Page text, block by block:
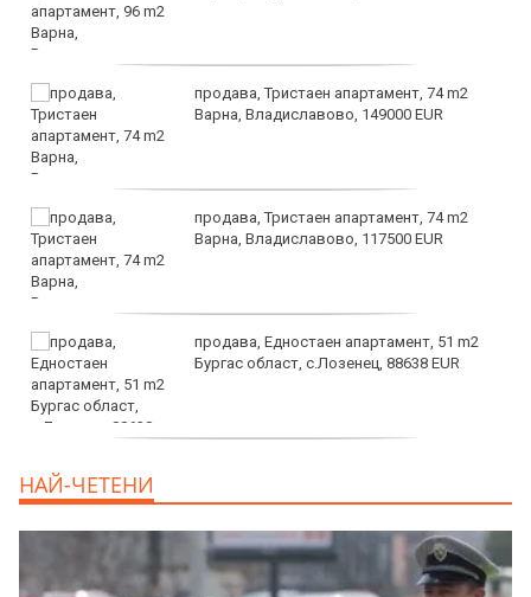
продава, Тристаен апартамент, 74 m2
Варна, Владиславово, 149000 EUR
продава, Тристаен апартамент, 74 m2
Варна, Владиславово, 117500 EUR
продава, Едностаен апартамент, 51 m2
Бургас област, с.Лозенец, 88638 EUR
EUR
НАЙ-ЧЕТЕНИ